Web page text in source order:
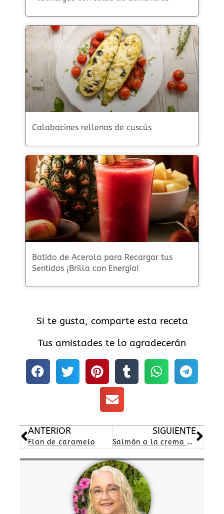
Calabacines rellenos de cuscús
Batido de Acerola para Recargar tus
Sentidos ¡Brilla con Energía!
Si te gusta, comparte esta receta
Tus amistades te lo agradecerán
Ant
ANTERIOR
Flan de caramelo
SIGUIENTE
Salmón a la crema de naranja